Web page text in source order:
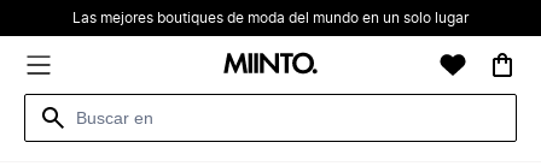
Las mejores boutiques de moda del mundo en un solo lugar